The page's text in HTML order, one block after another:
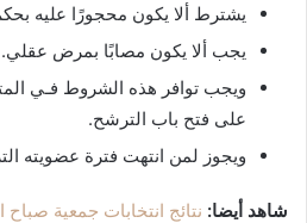
يشترط ألا يكون محجورًا عليه
يجب ألا يكون مصابًا بمرض عقلي.
ويجب توافر هذه الشروط فـي
على فتح باب الترشح.
ويجوز لمن انتهت فترة عضويته
شاهد أيضا: